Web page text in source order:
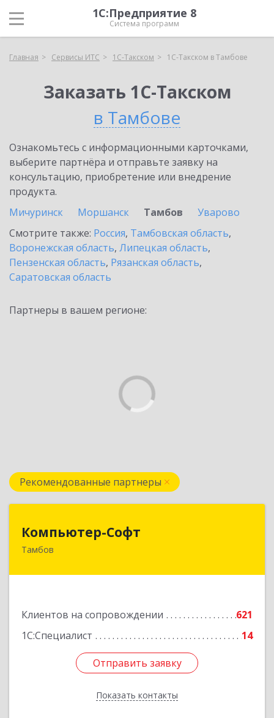
1С:Предприятие 8
Система программ
Главная Сервисы ИТС 1С-Такском 1С-Такском в Тамбове
Заказать 1С-Такском
в Тамбове
Ознакомьтесь с информационными карточками,
выберите партнёра и отправьте заявку на
консультацию, приобретение или внедрение
продукта.
Мичуринск
Моршанск Тамбов
Уварово
Смотрите также: Россия, Тамбовская область,
Воронежская область, Липецкая область,
Пензенская область, Рязанская область,
Саратовская область
Партнеры в вашем регионе:
Рекомендованные партнеры
Компьютер-Софт
Тамбов
Клиентов на сопровождении
621
1С:Специалист
14
Отправить заявку
Показать контакты
392000, Тамбовская обл, Тамбов г, Советская
Отправить заявку
Назад